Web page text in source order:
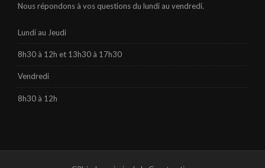
Nous répondons à vos questions du lundi au vendredi.
Lundi au Jeudi
8h30 à 12h et 13h30 à 17h30
Vendredi
8h30 à 12h